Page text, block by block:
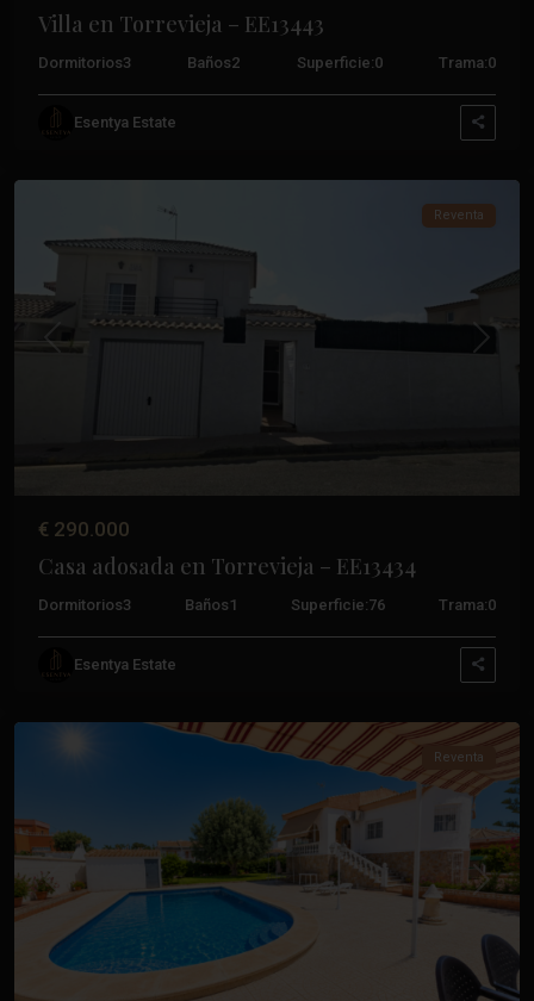
Villa en Torrevieja – EE13443
Dormitorios3 Baños2 Superficie:0 Trama:0
Esentya Estate
Altos ,
Anterior
Reventa
€ 290.000
Casa adosada en Torrevieja – EE13434
Dormitorios3 Baños 1 Superficie:76 Trama:0
Esentya Estate
Anterior
Reventa